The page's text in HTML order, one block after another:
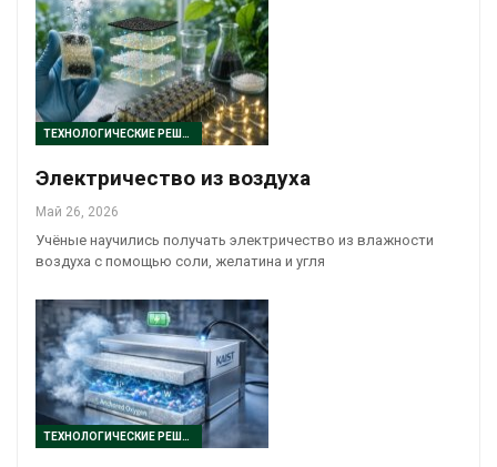
ТЕХНОЛОГИЧЕСКИЕ РЕШЕНИЯ
Электричество из воздуха
Май 26, 2026
Учёные научились получать электричество из влажности
воздуха с помощью соли, желатина и угля
ТЕХНОЛОГИЧЕСКИЕ РЕШЕНИЯ